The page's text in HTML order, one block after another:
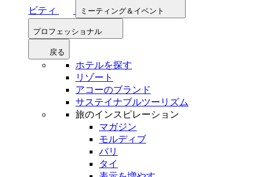
ビティ
ミーティング＆イベント
プロフェッショナル
戻る
ホテルを探す
リゾート
アコーのブランド
サステイナブルツーリズム
旅のインスピレーション
マガジン
モルディブ
バリ
タイ